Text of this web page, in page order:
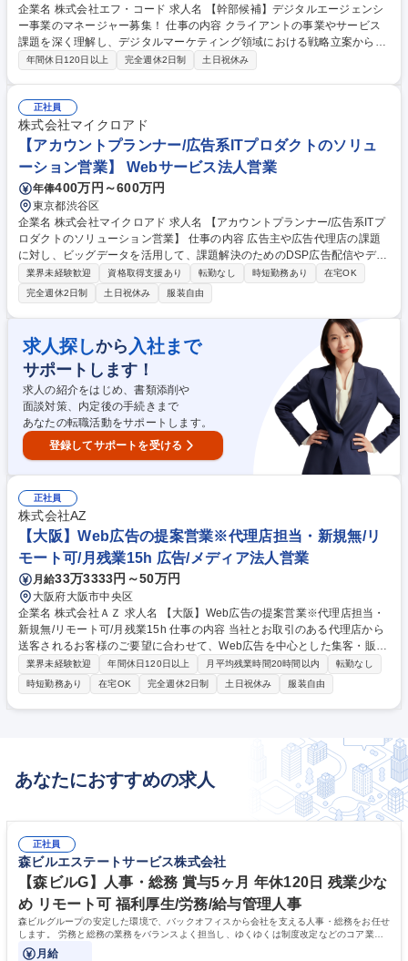
企業名 株式会社エフ・コード 求人名 【幹部候補】デジタルエージェンシ
ー事業のマネージャー募集！ 仕事の内容 クライアントの事業やサービス
課題を深く理解し、デジタルマーケティング領域における戦略立案から実
行、効果検証までを一貫して担当いただきます。 【具体的に】■デジタル
ィア、SNSキャンペーン等の企画・運用 ■AIやDXを活用した業務プロセ
ス・マーケティングプロセスの高度化支援 ■チームの人材育成や組織変革
のサポート ■他事業部及びグループ会社との協業推進・提案 [業務内容の
変更の範囲:当社業務全般] 募集職種 【幹部候補】デジタルエージェンシー
事業のマネージャー募集！
年間休日120日以上 完全週休2日制 土日祝休み
正社員
株式会社マイクロアド
【アカウントプランナー/広告系ITプロダクトのソリュ
ーション営業】 Webサービス法人営業
年俸400万円～600万円
東京都渋谷区
企業名 株式会社マイクロアド 求人名 【アカウントプランナー/広告系ITプ
ロダクトのソリューション営業】 仕事の内容 広告主や広告代理店の課題
に対し、ビッグデータを活用して、課題解決のためのDSP広告配信やデー
タ分析を行います。顧客と共にマーケティング課題に向き合い、新しいデ
ータマーケティングの実現を目指します。 【DSPとは】広告を出したい
企業が、広告効果を最大化するために利用するプラットフォームとなり、
広告枠の買い付けや広告配信を自動で最適化する仕組みが特徴となりま
す。広告枠の買い付けはオークション形式で行われており、DSPはリアル
タイムで 「どの広告を、どの人に、いくらで出すか」を決めます。これに
より、企業はターゲットに合わせた広告を最適な価格で配信できます。変
更の範囲：会社の定める範囲 募集職種 【アカウントプランナー/広告系IT
プロダクトのソリューション営業】
業界未経験歓迎 資格取得支援あり 転勤なし 時短勤務あり
在宅OK
完全週休2日制
土日祝休み 服装自由
求人探しから 入社まで
サポートします！
求人の紹介をはじめ、書類添削や
面談対策、内定後の手続きまで
あなたの転職活動をサポートします。
登録してサポートを受ける
正社員
株式会社AZ
【大阪】Web広告の提案営業※代理店担当・新規無/リ
モート可/月残業15h 広告/メディア法人営業
月給33万3333円～50万円
大阪府大阪市中央区
企業名 株式会社ＡＺ 求人名 【大阪】Web広告の提案営業※代理店担当・
新規無/リモート可/月残業15h 仕事の内容 当社とお取引のある代理店から
送客されるお客様のご要望に合わせて、Web広告を中心とした集客・販促
のプランを提案し、運用開始後の効果データ分析から、次の改善策の提案
までをご担当いただきます。 ・デジタル運用型広告を中心とした集客方法
の提案 ・データに基づくマーケティング戦略立案（デジタル領域中心）
・コンバージョン（バナーデザイン、ランディングページ、入力フォー
アインとに対して「取りに行く」という働きかけは有りません。 ★日々の
業務で発生するやりとりは代理店の営業やマーケティング担当の方になり
ます。 募集職種 【大阪】Web広告の提案営業※代理店担当・新規無/リモ
ート可/月残業15h
業界未経験歓迎 年間休日120日以上 月平均残業時間20時間以内
転勤なし
時短勤務あり
在宅OK 完全週休2日制 土日祝休み 服装自由
あなたにおすすめの求人
正社員
森ビルエステートサービス株式会社
【森ビルG】人事・総務 賞与5ヶ月 年休120日 残業少な
め リモート可 福利厚生/労務/給与管理人事
森ビルグループの安定した環境で、バックオフィスから会社を支える人事・総務をお任せ
します。 労務と総務の業務をバランスよく担当し、ゆくゆくは制度改定などのコア業務
にも挑戦できる、やりがいある環境です。
月給